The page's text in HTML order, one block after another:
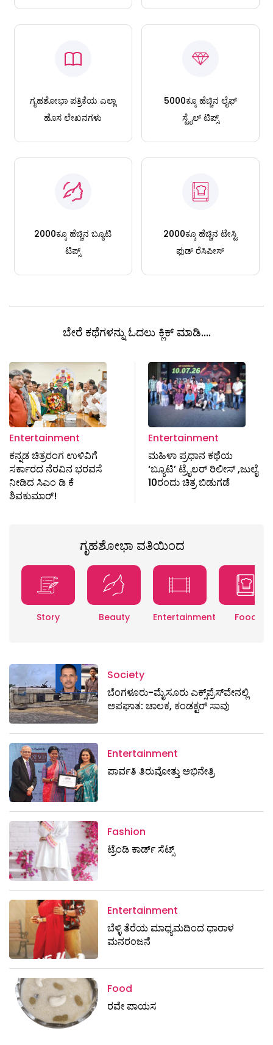
ಗೃಹಶೋಭಾ ಪತ್ರಿಕೆಯ ಎಲ್ಲಾ
ಹೊಸ ಲೇಖನಗಳು
5000ಕ್ಕೂ ಹೆಚ್ಚಿನ ಲೈಫ್
ಸ್ಟೈಲ್ ಟಿಪ್ಸ್
2000ಕ್ಕೂ ಹೆಚ್ಚಿನ ಬ್ಯೂಟಿ
ಟಿಪ್ಸ್
2000ಕ್ಕೂ ಹೆಚ್ಚಿನ ಟೇಸ್ಟಿ
ಫುಡ್ ರೆಸಿಪೀಸ್
ಬೇರೆ ಕಥೆಗಳನ್ನು ಓದಲು ಕ್ಲಿಕ್ ಮಾಡಿ....
Entertainment
ಕನ್ನಡ ಚಿತ್ರರಂಗ ಉಳಿವಿಗೆ
ಸರ್ಕಾರದ ನೆರವಿನ ಭರವಸೆ
ನೀಡಿದ ಸಿಎಂ ಡಿ‌ ಕೆ
ಶಿವಕುಮಾರ್!
Entertainment
ಮಹಿಳಾ ಪ್ರಧಾನ ಕಥೆಯ
‘ಬ್ಯೂಟಿ’ ಟ್ರೈಲರ್‌ ರಿಲೀಸ್ ,ಜುಲೈ
10ರಂದು ಚಿತ್ರ ಬಿಡುಗಡೆ
ಗೃಹಶೋಭಾ ವತಿಯಿಂದ
Story Beauty Entertainment Food
Society
ಬೆಂಗಳೂರು-ಮೈಸೂರು ಎಕ್ಸ್​ಪ್ರೆಸ್‌ವೇನಲ್ಲಿ
ಅಪಘಾತ: ಚಾಲಕ, ಕಂಡಕ್ಟರ್ ಸಾವು
Entertainment
ಪಾರ್ವತಿ ತಿರುವೋತ್ತು ಅಭಿನೇತ್ರಿ
Fashion
ಟ್ರೆಂಡಿ ಕಾರ್ಡ್‌ ಸೆಟ್ಸ್
Entertainment
ಬೆಳ್ಳಿ ತೆರೆಯ ಮಾಧ್ಯಮದಿಂದ ಧಾರಾಳ
ಮನರಂಜನೆ
Food
ರವೇ ಪಾಯಸ